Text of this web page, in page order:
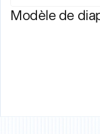
Modèle de